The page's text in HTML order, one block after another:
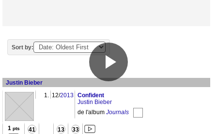
Sort by:
Justin Bieber
1. 12/2013
Confident
Justin Bieber
de l'album Journals
1 pts 41 13 33